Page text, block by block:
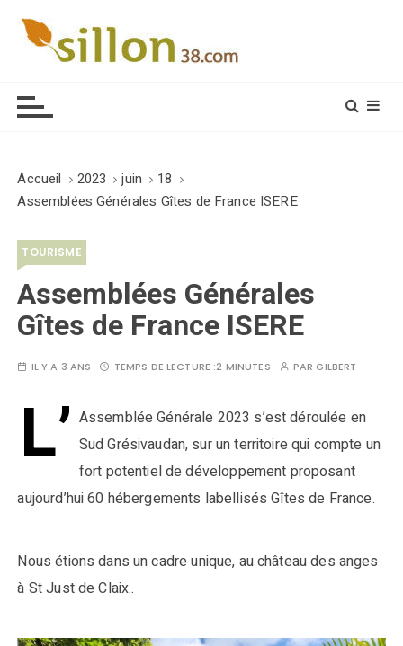
Accueil 2023 juin
18
Assemblées Générales Gîtes de France ISERE
TOURISME
Assemblées Générales
Gîtes de France ISERE
IL Y A 3 ANS TEMPS DE LECTURE :2 MINUTES PARGILBERT
L’ Assemblée Générale 2023 s’est déroulée en
Sud Grésivaudan, sur un territoire qui compte un
fort potentiel de développement proposant
aujourd’hui 60 hébergements labellisés Gîtes de France.
Nous étions dans un cadre unique, au château des anges
à St Just de Claix..